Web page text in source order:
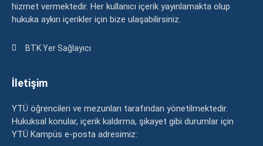
hizmet vermektedir. Her kullanıcı içerik yayınlamakta olup
hukuka aykırı içerikler için bize ulaşabilirsiniz.
BTK Yer Sağlayıcı
İletişim
YTÜ öğrencileri ve mezunları tarafından yönetilmektedir.
Hukuksal konular, içerik kaldırma, şikayet gibi durumlar için
YTÜ Kampüs e-posta adresimiz: